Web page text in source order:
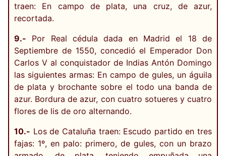
traen: En campo de plata, una cruz, de azur,
recortada.
9.- Por Real cédula dada en Madrid el 18 de
Septiembre de 1550, concedió el Emperador Don
Carlos V al conquistador de Indias Antón Domingo
las siguientes armas: En campo de gules, un águila
de plata y brochante sobre el todo una banda de
azur. Bordura de azur, con cuatro sotueres y cuatro
flores de lis de oro alternando.
10.- Los de Cataluña traen: Escudo partido en tres
fajas: 1º, en palo: primero, de gules, con un brazo